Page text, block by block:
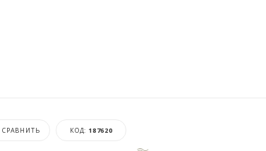
СРАВНИТЬ КОД: 187620